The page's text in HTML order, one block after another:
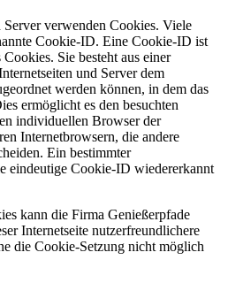
verwenden Cookies. Viele
Cookie-ID. Eine Cookie-ID ist
Sie besteht aus einer
und Server dem
werden können, in dem das
ermöglicht es den besuchten
individuellen Browser der
Internetbrowsern, die andere
Ein bestimmter
eindeutige Cookie-ID wiedererkannt
kann die Firma Genießerpfade
Internetseite nutzerfreundlichere
die Cookie-Setzung nicht möglich